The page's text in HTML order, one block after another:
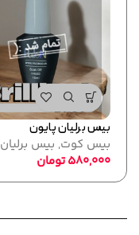
بیس برلیان پایون
بیس کوت, بیس برلیان
580,000تومان